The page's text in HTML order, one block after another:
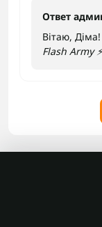
Ответ
Вітаю,
Flash Army ⚡️